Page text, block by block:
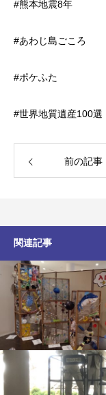
#熊本地震8年
#あわじ島ごころ
#ポケふた
#世界地質遺産100選
前の記事
関連記事